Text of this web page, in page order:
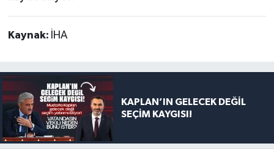
Kaynak: İHA
KAPLAN’IN GELECEK DEĞİL
SEÇİM KAYGISI!